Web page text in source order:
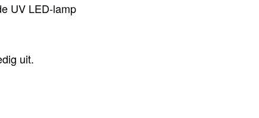
UV LED-lamp
uit.